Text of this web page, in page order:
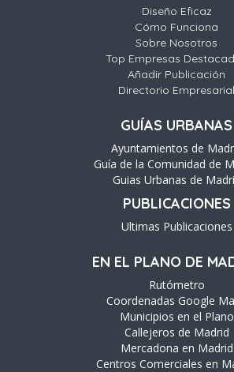
Diseño Eficaz
Cómo Funciona
Sobre Nosotros
Top Empresas
Añadir Publicación
Directorio Empresarial
GUÍAS URBANAS
Ayuntamientos de
Guía de la Comunidad de
Guias Urbanas de
PUBLICACIONES
Ultimas Publicaciones
EN EL PLANO DE
Rutómetro
Coordenadas Google
Municipios en el Plano
Callejeros de Madrid
Mercadona en Madrid
Centros Comerciales en